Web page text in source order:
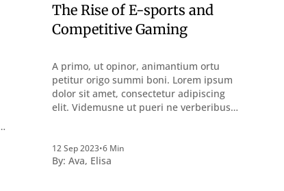
The Rise of E-sports and
Competitive Gaming
A primo, ut opinor, animantium ortu
petitur origo summi boni. Lorem ipsum
dolor sit amet, consectetur adipiscing
elit. Videmusne ut pueri ne verberibus
Summum ením bonum exposuit
vacuitatem doloris; Nullum inveniri
12 Sep 2023•6 Min
By: Ava, Elisa